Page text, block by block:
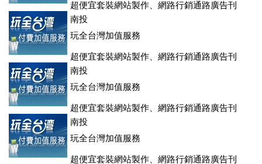
超便宜套裝網站製作、網路行銷通路廣告刊
登、訂房系統、客房委託旅行社銷售，全面優惠中....
南投
玩全台灣加值服務
超便宜套裝網站製作、網路行銷通路廣告刊
登、訂房系統、客房委託旅行社銷售，全面優惠中....
南投
玩全台灣加值服務
超便宜套裝網站製作、網路行銷通路廣告刊
登、訂房系統、客房委託旅行社銷售，全面優惠中....
南投
玩全台灣加值服務
超便宜套裝網站製作、網路行銷通路廣告刊